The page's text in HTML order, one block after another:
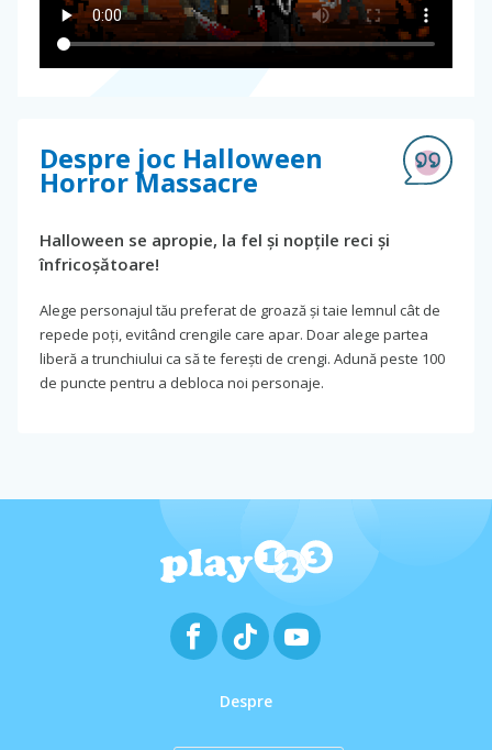
Despre joc Halloween
Horror Massacre
Halloween se apropie, la fel și nopțile reci și
înfricoșătoare!
Alege personajul tău preferat de groază și taie lemnul cât de
repede poți, evitând crengile care apar. Doar alege partea
liberă a trunchiului ca să te ferești de crengi. Adună peste 100
de puncte pentru a debloca noi personaje.
Despre